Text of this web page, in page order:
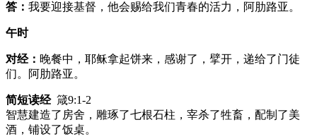
答： 我要迎接基督，他会赐给我们青春的活力，阿肋路亚。
午时
对经： 晚餐中，耶稣拿起饼来，感谢了，擘开，递给了门徒
们。阿肋路亚。
简短读经箴9:1-2
智慧建造了房舍，雕琢了七根石柱，宰杀了牲畜，配制了美
酒，铺设了饭桌。